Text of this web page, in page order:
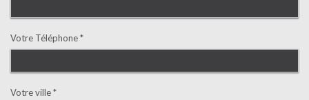
Votre Téléphone *
Votre ville *